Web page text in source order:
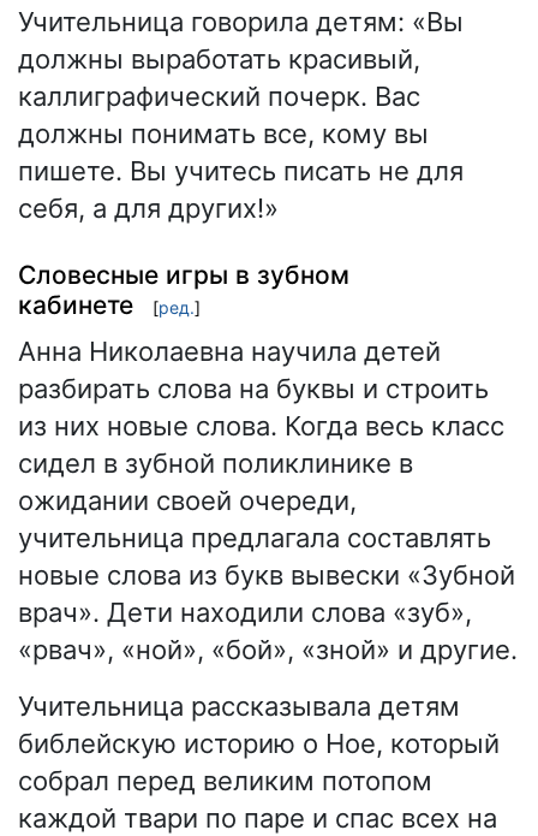
Учительница говорила детям: «Вы
должны выработать красивый,
каллиграфический почерк. Вас
должны понимать все, кому вы
пишете. Вы учитесь писать не для
себя, а для других!»
Словесные игры в зубном
кабинете
[ред.]
Анна Николаевна научила детей
разбирать слова на буквы и строить
из них новые слова. Когда весь класс
сидел в зубной поликлинике в
ожидании своей очереди,
учительница предлагала составлять
новые слова из букв вывески «Зубной
врач». Дети находили слова «зуб»,
«рвач», «ной», «бой», «зной» и другие.
Учительница рассказывала детям
библейскую историю о Ное, который
собрал перед великим потопом
каждой твари по паре и спас всех на